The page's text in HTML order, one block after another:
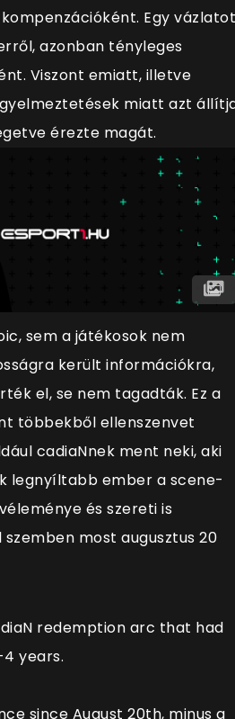
Egy vázlatot
azonban tényleges
Viszont emiatt, illetve
miatt azt
érezte magát.
sem a játékosok nem
került információkra,
el, se nem tagadták. Ez a
többekből ellenszenvet
cadiaNnek ment neki, aki
legnyíltabb ember a scene-
és szereti is
szemben most augusztus 20
redemption arc that had
years.
since August 20th, minus a